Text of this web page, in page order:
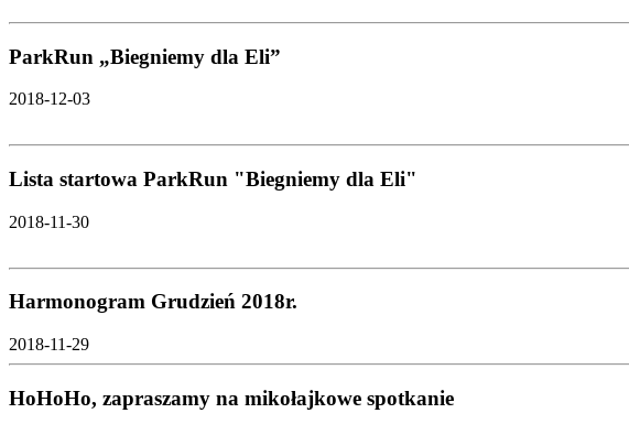
ParkRun „Biegniemy dla Eli”
2018-12-03
Lista startowa ParkRun "Biegniemy dla Eli"
2018-11-30
Harmonogram Grudzień 2018r.
2018-11-29
HoHoHo, zapraszamy na mikołajkowe spotkanie